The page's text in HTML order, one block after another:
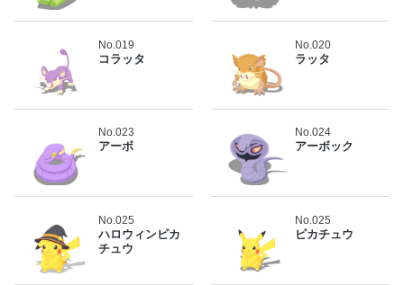
No.019
コラッタ
No.020
ラッタ
No.023
アーボ
No.024
アーボック
No.025
ハロウィンピカ
チュウ
No.025
ピカチュウ